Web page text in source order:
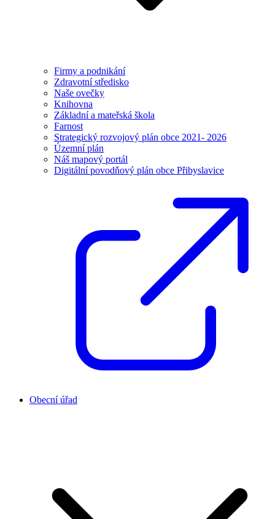
Firmy a podnikání
Zdravotní středisko
Naše ovečky
Knihovna
Základní a mateřská škola
Farnost
Strategický rozvojový plán obce 2021- 2026
Územní plán
Náš mapový portál
Digitální povodňový plán obce Přibyslavice
Obecní úřad